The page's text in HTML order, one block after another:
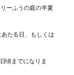
ーふうの庭の半夏
たる日、もしくは
頃までになりま